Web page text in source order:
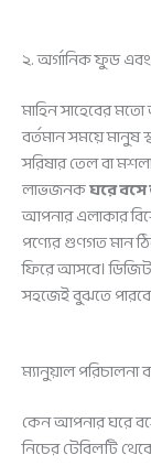
২. অর্গানিক ফুড
মাহিন সাহেবের
বর্তমান সময়ে মানুষ
সরিষার তেল বা
লাভজনকঘরে
আপনার এলাকার
পণ্যের গুণগত মান
ফিরে আসবে।
সহজেই বুঝতে
ম্যানুয়াল পরিচালনা
কেন আপনার ঘরে
নিচের টেবিলটি